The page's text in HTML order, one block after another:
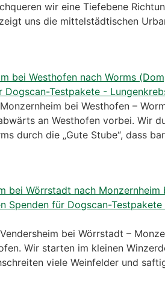
wir eine Tiefebene
uns die mittelstädtischen
bei Westhofen –
an Westhofen vorbei. Wir
durch die „Gute Stube“, dass
bei Wörrstadt –
Wir starten im kleinen
viele Weinfelder und